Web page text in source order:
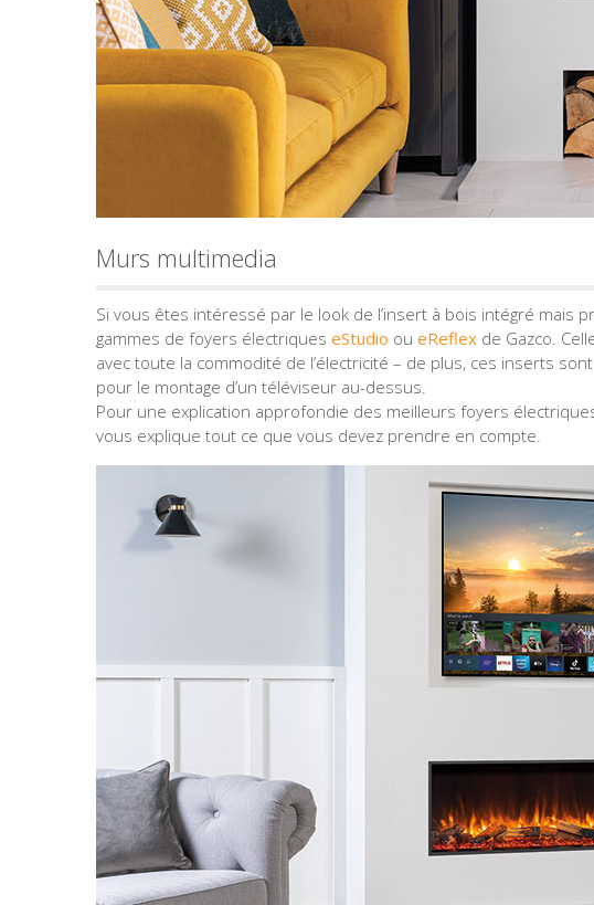
Murs multimedia
Si vous êtes intéressé par le look de l’insert à bois intégré mais
gammes de foyers électriques eStudio ou eReflex de Gazco.
avec toute la commodité de l’électricité – de plus, ces inserts
pour le montage d’un téléviseur au-dessus.
Pour une explication approfondie des meilleurs foyers
vous explique tout ce que vous devez prendre en compte.